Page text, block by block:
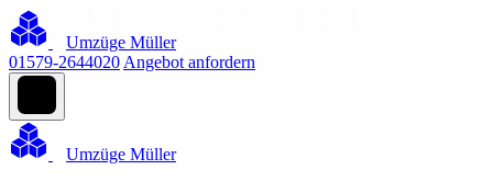
Umzüge Müller
01579-2644020 Angebot anfordern
Umzüge Müller